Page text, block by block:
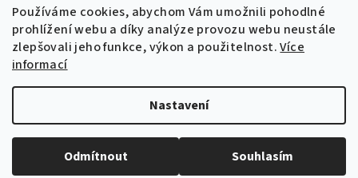
Používáme cookies, abychom Vám umožnili pohodlné
prohlížení webu a díky analýze provozu webu neustále
zlepšovali jeho funkce, výkon a použitelnost.Více
informací
Nastavení
Odmítnout Souhlasím
info @dottydoggie.cz
+420739459984
DOTTY DOGGIE